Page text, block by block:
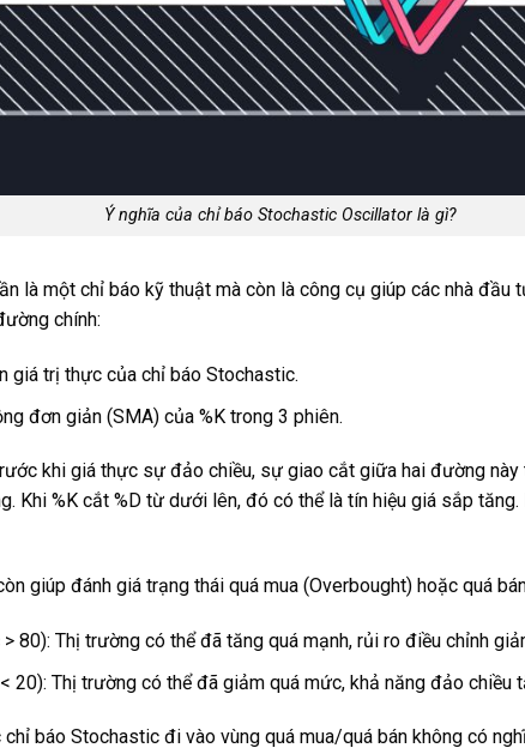
Ý nghĩa của chỉ báo Stochastic Oscillator là gì?
là một chỉ báo kỹ thuật mà còn là công cụ giúp các nhà đầu
chính:
giá trị thực của chỉ báo Stochastic.
đơn giản (SMA) của %K trong 3 phiên.
khi giá thực sự đảo chiều, sự giao cắt giữa hai đường này
Khi %K cắt %D từ dưới lên, đó có thể là tín hiệu giá sắp
giúp đánh giá trạng thái quá mua (Overbought) hoặc quá
80): Thị trường có thể đã tăng quá mạnh, rủi ro điều chỉnh
20): Thị trường có thể đã giảm quá mức, khả năng đảo chiều
chỉ báo Stochastic đi vào vùng quá mua/quá bán không có